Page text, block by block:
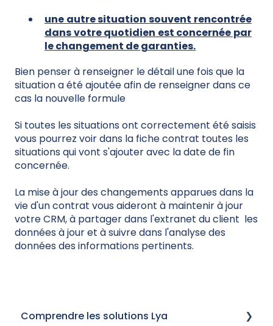
une autre situation souvent rencontrée
dans votre quotidien est concernée par
le changement de garanties.
Bien penser à renseigner le détail une fois que la
situation a été ajoutée afin de renseigner dans ce
cas la nouvelle formule
Si toutes les situations ont correctement été saisis
vous pourrez voir dans la fiche contrat toutes les
situations qui vont s'ajouter avec la date de fin
concernée.
La mise à jour des changements apparues dans la
vie d'un contrat vous aideront à maintenir à jour
votre CRM, à partager dans l'extranet du client les
données à jour et à suivre dans l'analyse des
données des informations pertinents.
Comprendre les solutions Lya